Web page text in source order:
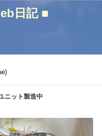
日記 ■
ニット製造中